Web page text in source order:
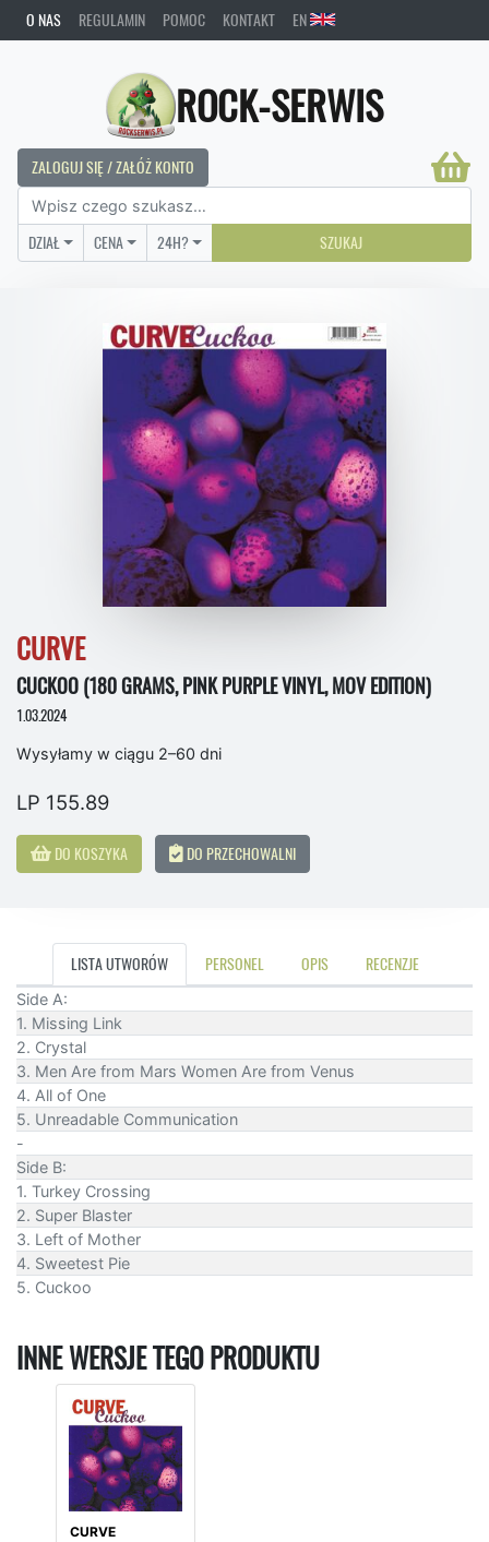
O NAS REGULAMIN POMOC KONTAKT EN
ROCK-SERWIS
ZALOGUJ SIĘ / ZAŁÓŻ KONTO
DZIAŁ CENA 24H? SZUKAJ
CURVE
CUCKOO (180 GRAMS, PINK PURPLE VINYL, MOV EDITION)
1.03.2024
Wysyłamy w ciągu 2–60 dni
LP 155.89
DO KOSZYKA DO PRZECHOWALNI
LISTA UTWORÓW PERSONEL OPIS RECENZJE
Side A:
1. Missing Link
2. Crystal
3. Men Are from Mars Women Are from Venus
4. All of One
5. Unreadable Communication
-
Side B:
1. Turkey Crossing
2. Super Blaster
3. Left of Mother
4. Sweetest Pie
5. Cuckoo
INNE WERSJE TEGO PRODUKTU
CURVE